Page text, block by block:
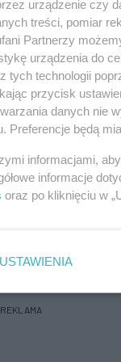
Polsce zdobył
FC czy
- Mikaela
przy
to coś w
tego ma
tle ligi, a do
REKLAMA
urządzenie czy
treści, pomiar
Partnerzy
urządzenia do
tych technologii
przycisk
danych nie
Preferencje będą
informacjami,
informacje
oraz po kliknięciu w
USTAWIENIA